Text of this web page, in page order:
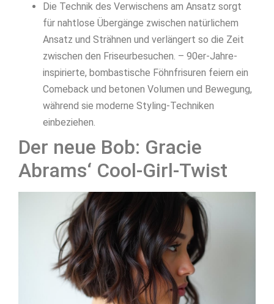
Die Technik des Verwischens am Ansatz sorgt
für nahtlose Übergänge zwischen natürlichem
Ansatz und Strähnen und verlängert so die Zeit
zwischen den Friseurbesuchen. – 90er-Jahre-
inspirierte, bombastische Föhnfrisuren feiern ein
Comeback und betonen Volumen und Bewegung,
während sie moderne Styling-Techniken
einbeziehen.
Der neue Bob: Gracie
Abrams‘ Cool-Girl-Twist